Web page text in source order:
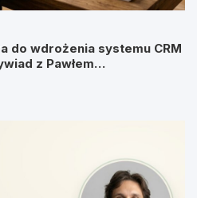
do wdrożenia systemu CRM
z Pawłem